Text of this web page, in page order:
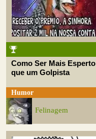
Como Ser Mais Esperto
que um Golpista
Humor
Felinagem